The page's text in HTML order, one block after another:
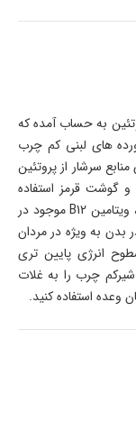
به حساب آمده که
های لبنی کم چرب
سرشار از پروتئین
و گوشت قرمز استفاده
کرد. براساس اداره مکمل های غذایی ایالات متحده، ویتامین B12 موجود در
بدن به ویژه در مردان
انرژی پایین تری
چرب را به غلات
وعده استفاده کنید.